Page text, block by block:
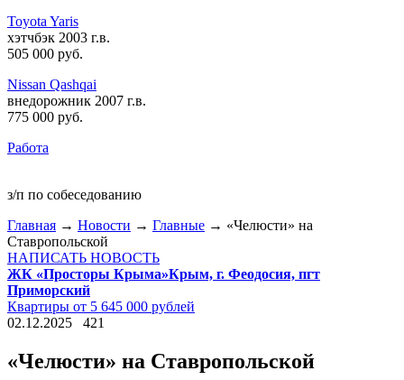
Toyota Yaris
хэтчбэк 2003 г.в.
505 000 руб.
Nissan Qashqai
внедорожник 2007 г.в.
775 000 руб.
Работа
з/п по собеседованию
Главная → Новости → Главные → «Челюсти» на
Ставропольской
НАПИСАТЬ НОВОСТЬ
ЖК «Просторы Крыма»Крым, г. Феодосия, пгт
Приморский
Квартиры от 5 645 000 рублей
02.12.2025
421
«Челюсти» на Ставропольской